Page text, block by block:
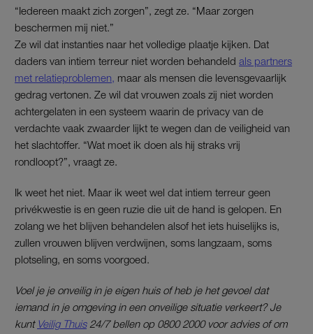
“Iedereen maakt zich zorgen”, zegt ze. “Maar zorgen
beschermen mij niet.”
Ze wil dat instanties naar het volledige plaatje kijken. Dat
daders van intiem terreur niet worden behandeld als partners
met relatieproblemen, maar als mensen die levensgevaarlijk
gedrag vertonen. Ze wil dat vrouwen zoals zij niet worden
achtergelaten in een systeem waarin de privacy van de
verdachte vaak zwaarder lijkt te wegen dan de veiligheid van
het slachtoffer. “Wat moet ik doen als hij straks vrij
rondloopt?”, vraagt ze.
Ik weet het niet. Maar ik weet wel dat intiem terreur geen
privékwestie is en geen ruzie die uit de hand is gelopen. En
zolang we het blijven behandelen alsof het iets huiselijks is,
zullen vrouwen blijven verdwijnen, soms langzaam, soms
plotseling, en soms voorgoed.
Voel je je onveilig in je eigen huis of heb je het gevoel dat
iemand in je omgeving in een onveilige situatie verkeert? Je
kunt Veilig Thuis24/7 bellen op 0800 2000 voor advies of om